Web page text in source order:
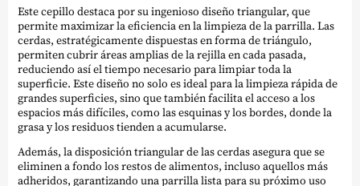
Este cepillo destaca por su ingenioso diseño triangular, que
permite maximizar la eficiencia en la limpieza de la parrilla. Las
cerdas, estratégicamente dispuestas en forma de triángulo,
permiten cubrir áreas amplias de la rejilla en cada pasada,
reduciendo así el tiempo necesario para limpiar toda la
superficie. Este diseño no solo es ideal para la limpieza rápida de
grandes superficies, sino que también facilita el acceso a los
espacios más difíciles, como las esquinas y los bordes, donde la
grasa y los residuos tienden a acumularse.
Además, la disposición triangular de las cerdas asegura que se
eliminen a fondo los restos de alimentos, incluso aquellos más
adheridos, garantizando una parrilla lista para su próximo uso